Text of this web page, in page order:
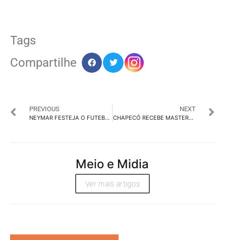
Tags
Compartilhe
PREVIOUS
NEYMAR FESTEJA O FUTEBOL DE RUA COM NOVA CHUTEIRA DA PUMA
NEXT
CHAPECÓ RECEBE MASTERCLASS DA ESPM SOBRE INTELIGÊNCIA ARTIFICIAL
Meio e Midia
Ver mais artigos